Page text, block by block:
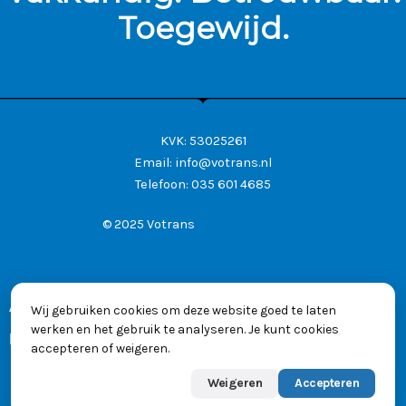
Toegewijd.
KVK: 53025261
Email: info@votrans.nl
Telefoon: 035 601 4685
© 2025 Votrans
Algemene voorwaarden
Privacyverklaring
Wij gebruiken cookies om deze website goed te laten
werken en het gebruik te analyseren. Je kunt cookies
accepteren of weigeren.
Weigeren Accepteren